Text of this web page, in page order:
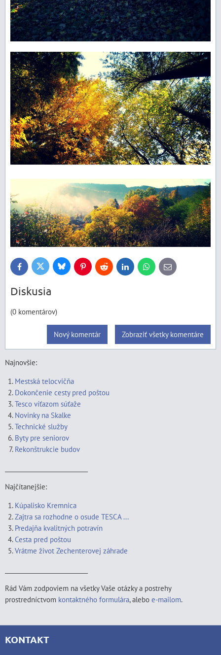
FacebookTwitter BlueskyPinterestReddit LinkedInWhatsApp
E-
mail
Diskusia
(0 komentárov)
Zobraziť všetky komentáre
Nový komentár
Najnovšie:
Mestská telocvičňa
Dokončenie cesty pred poštou
Tesco víťazom súťaže
Novinky na Skalke
Technické služby
Byty pre seniorov
Rekonštrukcie budov
Najčítanejšie:
Kúpalisko Kremnica
Zajtra sa rozhodne o osude TESCA ...
Predajňa kvalitných potravín
Cesta pred poštou
Vrátme život Zechenterovej záhrade
Rád Vám zodpoviem na všetky Vaše otázky a postrehy
prostredníctvom kontaktného formulára, alebo e-mailom.
KONTAKT